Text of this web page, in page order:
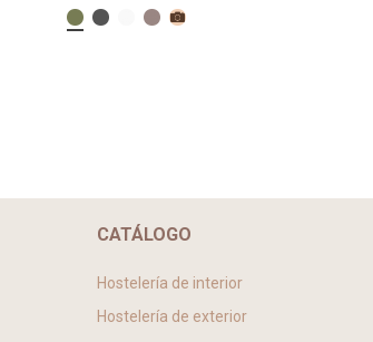
CATÁLOGO
Hostelería de interior
Hostelería de exterior